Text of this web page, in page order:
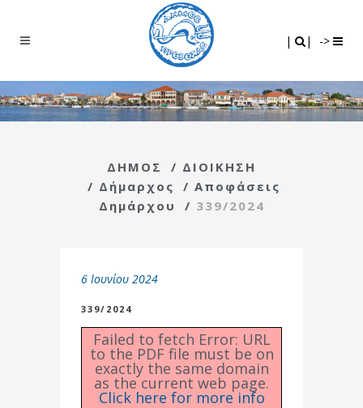
| | ->
ΔΗΜΟΣ / ΔΙΟΙΚΗΣΗ
/ Δήμαρχος / Αποφάσεις
Δημάρχου
/ 339/2024
6 Ιουνίου 2024
339/2024
Failed to fetch Error: URL
to the PDF file must be on
exactly the same domain
as the current web page.
Click here for more info